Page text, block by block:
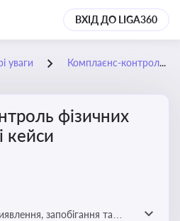
ВХІД ДО LIGA360
уваги Комплаєнс-контроль фізичних осіб: практичні кейси
фізичних
кейси
запобігання та